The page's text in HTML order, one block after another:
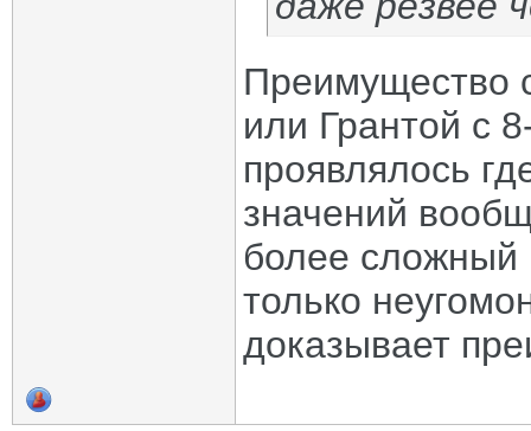
Преимущество
или Грантой с
проявлялось
значений
более
только
доказывает